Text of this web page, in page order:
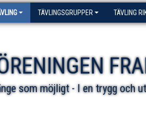
TÄVLINGSGRUPPER TÄVLING
som möjligt - I en trygg och